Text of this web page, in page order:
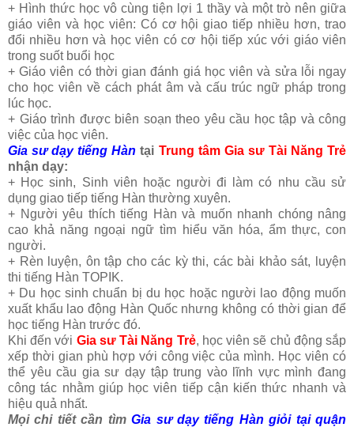
+ Hình thức học vô cùng tiện lợi 1 thầy và một trò nên giữa
giáo viên và học viên: Có cơ hội giao tiếp nhiều hơn, trao
đổi nhiều hơn và học viên có cơ hội tiếp xúc với giáo viên
trong suốt buổi học
+ Giáo viên có thời gian đánh giá học viên và sửa lỗi ngay
cho học viên về cách phát âm và cấu trúc ngữ pháp trong
lúc học.
+ Giáo trình được biên soạn theo yêu cầu học tập và công
việc của học viên.
Gia sư dạy tiếng Hàn tại Trung tâm Gia sư Tài Năng Trẻ
nhận dạy:
+ Học sinh, Sinh viên hoặc người đi làm có nhu cầu sử
dụng giao tiếp tiếng Hàn thường xuyên.
+ Người yêu thích tiếng Hàn và muốn nhanh chóng nâng
cao khả năng ngoại ngữ tìm hiểu văn hóa, ẩm thực, con
người.
+ Rèn luyện, ôn tập cho các kỳ thi, các bài khảo sát, luyện
thi tiếng Hàn TOPIK.
+ Du học sinh chuẩn bị du học hoặc người lao động muốn
xuất khẩu lao động Hàn Quốc nhưng không có thời gian để
học tiếng Hàn trước đó.
Khi đến với Gia sư Tài Năng Trẻ, học viên sẽ chủ động sắp
xếp thời gian phù hợp với công việc của mình. Học viên có
thể yêu cầu gia sư dạy tập trung vào lĩnh vực mình đang
công tác nhằm giúp học viên tiếp cận kiến thức nhanh và
hiệu quả nhất.
Mọi chi tiết cần tìmGia sư dạy tiếng Hàn giỏi tại quận